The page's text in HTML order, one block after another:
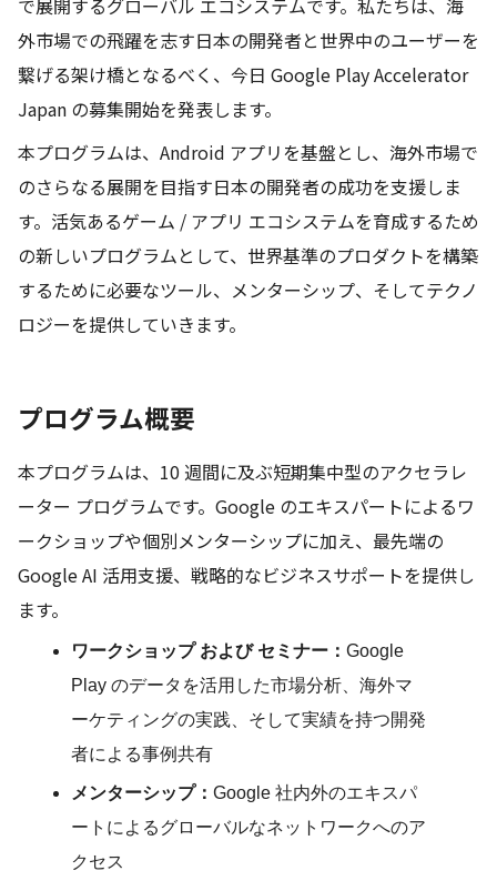
で展開するグローバル エコシステムです。私たちは、海
外市場での飛躍を志す日本の開発者と世界中のユーザーを
繋げる架け橋となるべく、今日 Google Play Accelerator
Japan の募集開始を発表します。
本プログラムは、Android アプリを基盤とし、海外市場で
のさらなる展開を目指す日本の開発者の成功を支援しま
す。活気あるゲーム / アプリ エコシステムを育成するため
の新しいプログラムとして、世界基準のプロダクトを構築
するために必要なツール、メンターシップ、そしてテクノ
ロジーを提供していきます。
プログラム概要
本プログラムは、10 週間に及ぶ短期集中型のアクセラレ
ーター プログラムです。Google のエキスパートによるワ
ークショップや個別メンターシップに加え、最先端の
Google AI 活用支援、戦略的なビジネスサポートを提供し
ます。
ワークショップ および セミナー ： Google
Play のデータを活用した市場分析、海外マ
ーケティングの実践、そして実績を持つ開発
者による事例共有
メンターシップ： Google 社内外のエキスパ
ートによるグローバルなネットワークへのア
クセス